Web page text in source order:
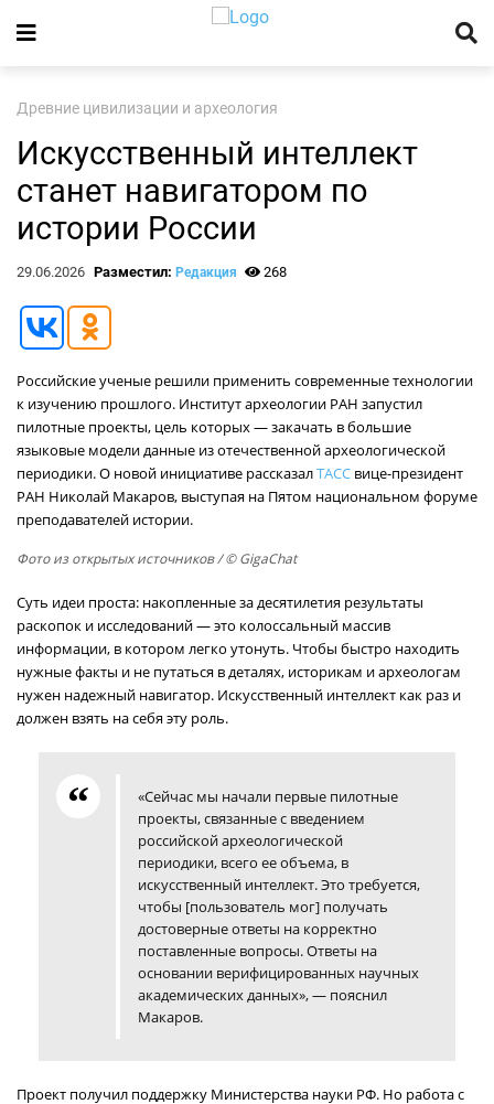
Древние цивилизации и археология
Искусственный интеллект
станет навигатором по
истории России
29.06.2026 Разместил: Редакция 268
Российские ученые решили применить современные технологии
к изучению прошлого. Институт археологии РАН запустил
пилотные проекты, цель которых — закачать в большие
языковые модели данные из отечественной археологической
периодики. О новой инициативе рассказалТАСС вице-президент
РАН Николай Макаров, выступая на Пятом национальном форуме
преподавателей истории.
Фото из открытых источников/ © GigaChat
Суть идеи проста: накопленные за десятилетия результаты
раскопок и исследований — это колоссальный массив
информации, в котором легко утонуть. Чтобы быстро находить
нужные факты и не путаться в деталях, историкам и археологам
нужен надежный навигатор. Искусственный интеллект как раз и
должен взять на себя эту роль.
«Сейчас мы начали первые пилотные
проекты, связанные с введением
российской археологической
периодики, всего ее объема, в
искусственный интеллект. Это требуется,
чтобы [пользователь мог] получать
достоверные ответы на корректно
поставленные вопросы. Ответы на
основании верифицированных научных
академических данных», — пояснил
Макаров.
Проект получил поддержку Министерства науки РФ. Но работа с